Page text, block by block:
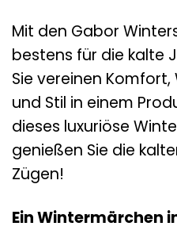
Mit den Gabor
bestens für die kalte
Sie vereinen
und Stil in einem
dieses luxuriöse
genießen Sie die
Zügen!
Ein Wintermärchen